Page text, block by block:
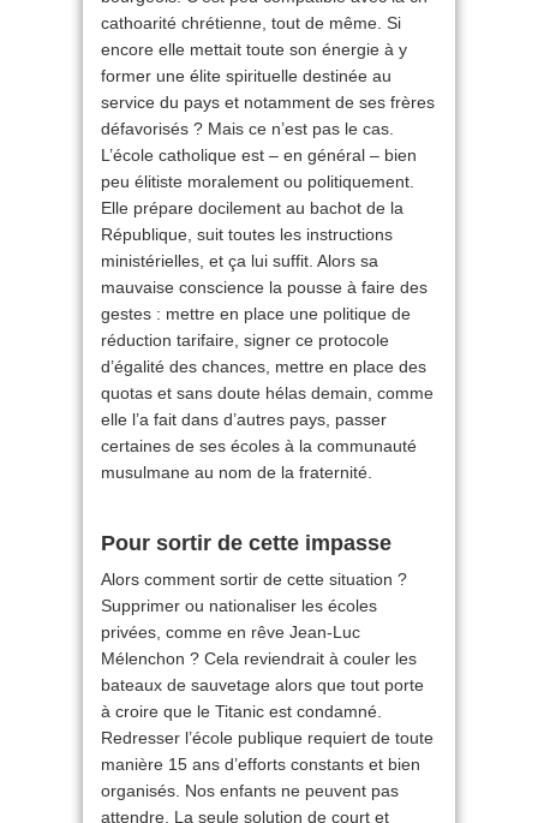
cathoarité chrétienne, tout de même. Si
encore elle mettait toute son énergie à y
former une élite spirituelle destinée au
service du pays et notamment de ses frères
défavorisés ? Mais ce n’est pas le cas.
L’école catholique est – en général – bien
peu élitiste moralement ou politiquement.
Elle prépare docilement au bachot de la
République, suit toutes les instructions
ministérielles, et ça lui suffit. Alors sa
mauvaise conscience la pousse à faire des
gestes : mettre en place une politique de
réduction tarifaire, signer ce protocole
d’égalité des chances, mettre en place des
quotas et sans doute hélas demain, comme
elle l’a fait dans d’autres pays, passer
certaines de ses écoles à la communauté
musulmane au nom de la fraternité.
Pour sortir de cette impasse
Alors comment sortir de cette situation ?
Supprimer ou nationaliser les écoles
privées, comme en rêve Jean-Luc
Mélenchon ? Cela reviendrait à couler les
bateaux de sauvetage alors que tout porte
à croire que le Titanic est condamné.
Redresser l’école publique requiert de toute
manière 15 ans d’efforts constants et bien
organisés. Nos enfants ne peuvent pas
attendre. La seule solution de court et